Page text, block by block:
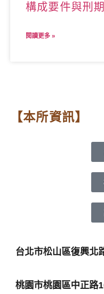
構成要件與刑
閱讀更多 »
【本所資訊】
台北市松山區復興北
桃園市桃園區中正路